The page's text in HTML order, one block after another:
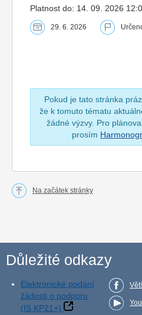
Platnost do: 14. 09. 2026
29. 6. 2026
Pokud je tato stránka
že k tomuto tématu
žádné výzvy. Pro
prosím
Na začátek stránky
Důležité odkazy
Elektronické podání
žádosti o podporu
(IS KP21+)